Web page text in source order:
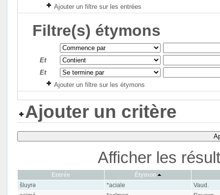
Ajouter un filtre sur les entrées
Filtre(s) étymons
Et
Et
Ajouter un filtre sur les étymons
Ajouter un critère
Afficher les
Entrée
Étymon
šluyrə
*aciale
Vaud.